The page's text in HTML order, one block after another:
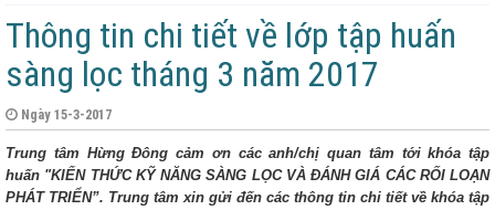
Thông tin chi tiết về lớp tập huấn
sàng lọc tháng 3 năm 2017
Ngày 15-3-2017
Trung tâm Hừng Đông cảm ơn các anh/chị quan tâm tới khóa tập
huấn "KIẾN THỨC KỸ NĂNG SÀNG LỌC VÀ ĐÁNH GIÁ CÁC RỐI LOẠN
PHÁT TRIỂN”. Trung tâm xin gửi đến các thông tin chi tiết về khóa tập